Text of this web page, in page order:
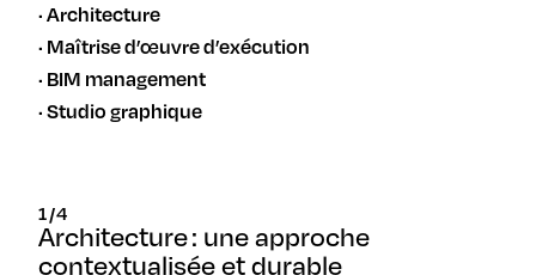
Architecture
Maîtrise d’œuvre d’exécution
BIM management
Studio graphique
1/4
Architecture : une approche
contextualisée et durable